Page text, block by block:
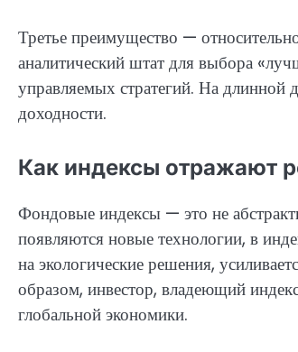
Третье преимущество —
аналитический штат для выбора
управляемых стратегий. На
доходности.
Как индексы отражают
Фондовые индексы — это не
появляются новые технологии, в
на экологические решения,
образом, инвестор, владеющий
глобальной экономики.